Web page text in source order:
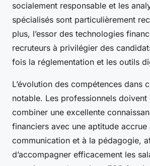
socialement responsable et les
spécialisés sont particulièrement
plus, l’essor des technologies
recruteurs à privilégier des
fois la réglementation et les outils
L’évolution des compétences dans
notable. Les professionnels doivent
combiner une excellente
financiers avec une aptitude accrue
communication et à la pédagogie,
d’accompagner efficacement les